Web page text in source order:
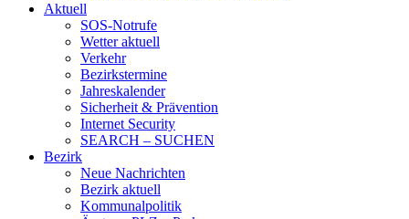
Aktuell
SOS-Notrufe
Wetter aktuell
Verkehr
Bezirkstermine
Jahreskalender
Sicherheit & Prävention
Internet Security
SEARCH – SUCHEN
Bezirk
Neue Nachrichten
Bezirk aktuell
Kommunalpolitik